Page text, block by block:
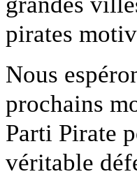
pirates
Nous
prochains
Parti Pirate
véritable